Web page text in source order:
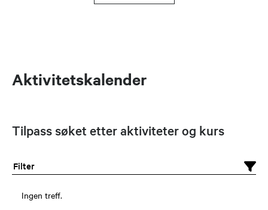
Aktivitetskalender
Tilpass søket etter aktiviteter og kurs
Filter
Ingen treff.